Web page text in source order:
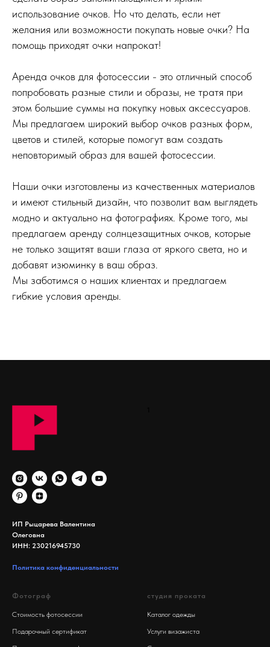
использование очков. Но что делать, если нет
желания или возможности покупать новые очки? На
помощь приходят очки напрокат!
Аренда очков для фотосессии - это отличный способ
попробовать разные стили и образы, не тратя при
этом большие суммы на покупку новых аксессуаров.
Мы предлагаем широкий выбор очков разных форм,
цветов и стилей, которые помогут вам создать
неповторимый образ для вашей фотосессии.
Наши очки изготовлены из качественных материалов
и имеют стильный дизайн, что позволит вам выглядеть
модно и актуально на фотографиях. Кроме того, мы
предлагаем аренду солнцезащитных очков, которые
не только защитят ваши глаза от яркого света, но и
добавят изюминку в ваш образ.
Мы заботимся о наших клиентах и предлагаем
гибкие условия аренды.
ИП Рыцарева Валентина
Олеговна
ИНН: 230216945730
Политика конфиденциальности
Фотограф
Стоимость фотосессии
Подарочный сертификат
студия проката
Каталог одежды
Услуги визажиста